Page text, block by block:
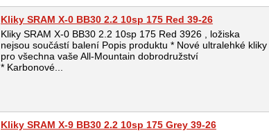
Kliky SRAM X-0 BB30 2.2 10sp 175 Red 39-26
Kliky SRAM X-0 BB30 2.2 10sp 175 Red 3926 , ložiska
nejsou součástí balení Popis produktu * Nové ultralehké kliky
pro všechna vaše All-Mountain dobrodružství
* Karbonové...
Kliky SRAM X-9 BB30 2.2 10sp 175 Grey 39-26